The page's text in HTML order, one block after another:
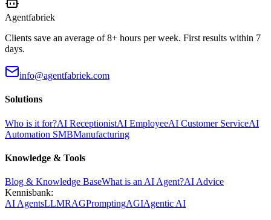
Agentfabriek
Clients save an average of 8+ hours per week. First results within 7
days.
info@agentfabriek.com
Solutions
Who is it for?AI ReceptionistAI EmployeeAI Customer ServiceAI
Automation SMBManufacturing
Knowledge & Tools
Blog & Knowledge BaseWhat is an AI Agent?AI Advice
Kennisbank:
AI AgentsLLMRAGPromptingAGIAgentic AI